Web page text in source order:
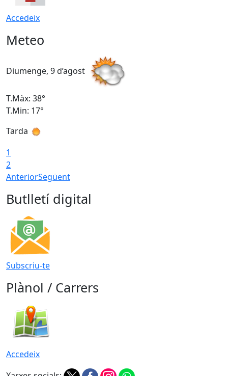
Accedeix
Meteo
Diumenge, 9 d’agost
T.Màx: 38°
T.Min: 17°
Tarda
1
2
AnteriorSegüent
Butlletí digital
Subscriu-te
Plànol / Carrers
Accedeix